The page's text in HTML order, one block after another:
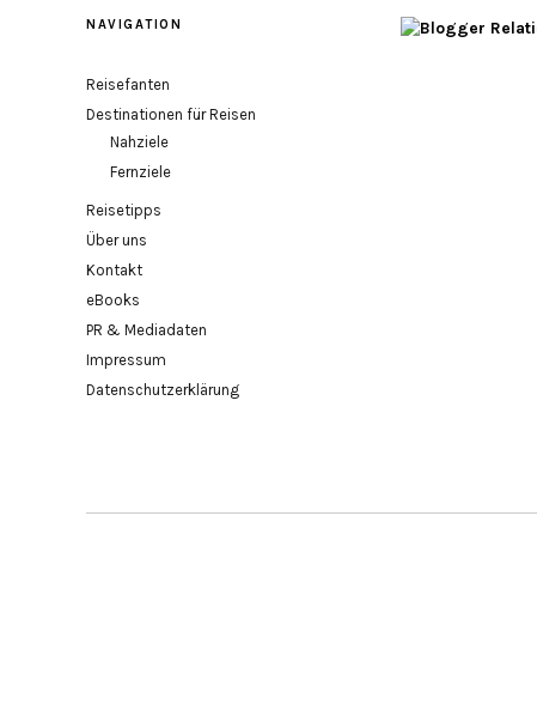
NAVIGATION
Reisefanten
Destinationen für Reisen
Nahziele
Fernziele
Reisetipps
Über uns
Kontakt
eBooks
PR & Mediadaten
Impressum
Datenschutzerklärung